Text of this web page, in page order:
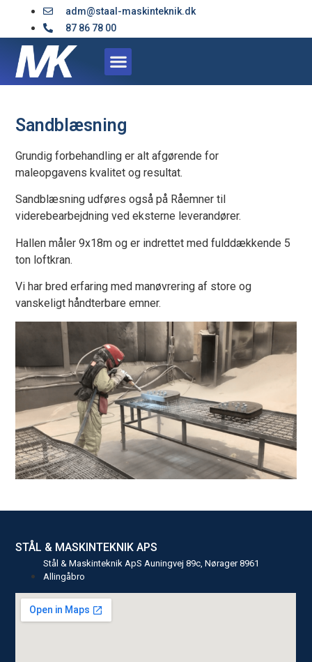
adm@staal-maskinteknik.dk
87 86 78 00
Sandblæsning
Grundig forbehandling er alt afgørende for
maleopgavens kvalitet og resultat.
Sandblæsning udføres også på Råemner til
viderebearbejdning ved eksterne leverandører.
Hallen måler 9x18m og er indrettet med fulddækkende 5
ton loftkran.
Vi har bred erfaring med manøvrering af store og
vanskeligt håndterbare emner.
STÅL & MASKINTEKNIK APS
Stål & Maskinteknik ApS Auningvej 89c, Nørager 8961
Allingåbro